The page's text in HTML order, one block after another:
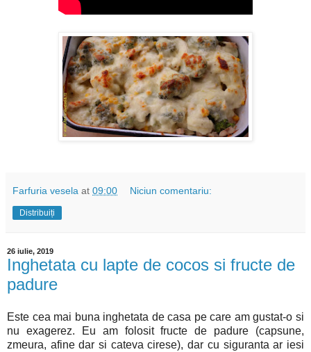
Farfuria vesela at 09:00 Niciun comentariu:
Distribuiți
26 iulie, 2019
Inghetata cu lapte de cocos si fructe de
padure
Este cea mai buna inghetata de casa pe care am gustat-o si
nu exagerez. Eu am folosit fructe de padure (capsune,
zmeura, afine dar si cateva cirese), dar cu siguranta ar iesi